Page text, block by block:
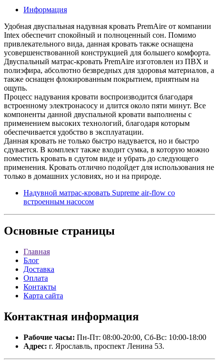
Информация
Удобная двуспальная надувная кровать PremAire от компании
Intex обеспечит спокойный и полноценный сон. Помимо
привлекательного вида, данная кровать также оснащена
усовершенствованной конструкцией для большего комфорта.
Двуспальный матрас-кровать PremAire изготовлен из ПВХ и
полиэфира, абсолютно безвредных для здоровья материалов, а
также оснащен флокированным покрытием, приятным на
ощупь.
Процесс надувания кровати воспроизводится благодаря
встроенному электронасосу и длится около пяти минут. Все
компоненты данной двуспальной кровати выполнены с
применением высоких технологий, благодаря которым
обеспечивается удобство в эксплуатации.
Данная кровать не только быстро надувается, но и быстро
сдувается. В комплект также входит сумка, в которую можно
поместить кровать в сдутом виде и убрать до следующего
применения. Кровать отлично подойдет для использования не
только в домашних условиях, но и на природе.
Надувной матрас-кровать Supreme air-flow со
встроенным насосом
Основные страницы
Главная
Блог
Доставка
Оплата
Контакты
Карта сайта
Контактная информация
Рабочие часы: Пн-Пт: 08:00-20:00, Сб-Вс: 10:00-18:00
Адрес: г. Ярославль, проспект Ленина 53.